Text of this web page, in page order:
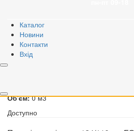
Каталог
Новини
Контакти
Вхід
РРЦ 26.00 грн
Купити
Об'єм:0 м3
Доступно